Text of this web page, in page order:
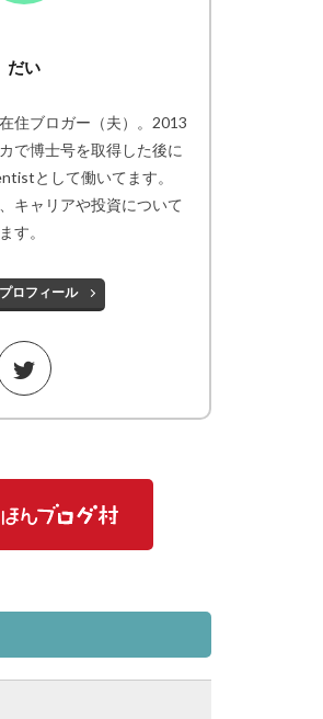
だい
住ブロガー（夫）。2013
で博士号を取得した後に
として働いてます。
キャリアや投資について
す。
ロフィール